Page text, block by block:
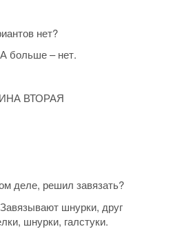
нет?
– нет.
ВТОРАЯ
деле, решил завязать?
шнурки, друг
шнурки, галстуки.